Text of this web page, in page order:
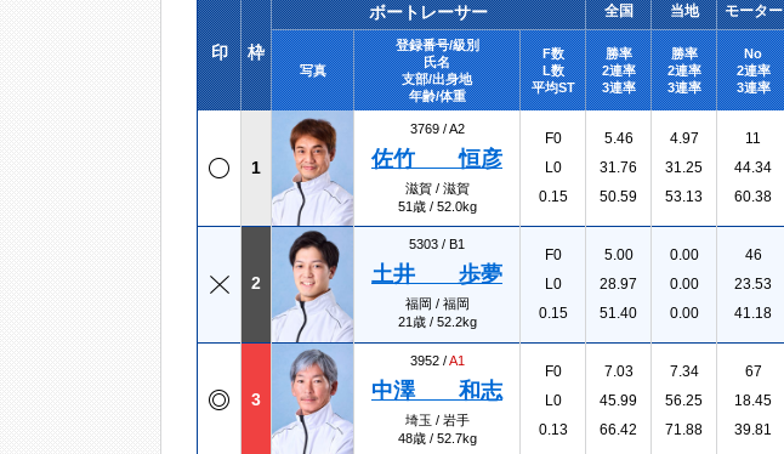
印 枠
ボートレーサー 全国 当地 モーター
写真
登録番号/級別
氏名
支部/出身地
年齢/体重
F数
L数
平均ST
勝率
2連率
3連率
勝率
2連率
3連率
No
2連率
3連率
1
3769 /A2
佐竹 恒彦
滋賀 / 滋賀
51歳 / 52.0kg
F0
L0
0.15
5.46
31.76
50.59
4.97
31.25
53.13
11
44.34
60.38
2
5303 / B1
土井 歩夢
福岡 / 福岡
21歳 / 52.2kg
F0
L0
0.15
5.00
28.97
51.40
0.00
0.00
0.00
46
23.53
41.18
3
3952 /A1
中澤 和志
埼玉 / 岩手
48歳 / 52.7kg
F0
L0
0.13
7.03
45.99
66.42
7.34
56.25
71.88
67
18.45
39.81